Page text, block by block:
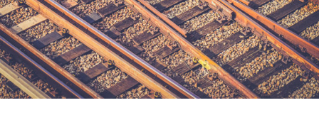
Om oss
Kontakt
Mina sidor (almega.se)